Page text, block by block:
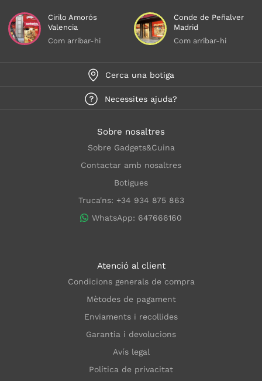
Cirilo Amorós
Valencia
Com arribar-hi
Conde de Peñalver
Madrid
Com arribar-hi
Cerca una botiga
Necessites ajuda?
Sobre nosaltres
Sobre Gadgets&Cuina
Contactar amb nosaltres
Botigues
Truca'ns: +34 934 875 863
WhatsApp: 647666160
Atenció al client
Condicions generals de compra
Mètodes de pagament
Enviaments i recollides
Garantia i devolucions
Avís legal
Política de privacitat